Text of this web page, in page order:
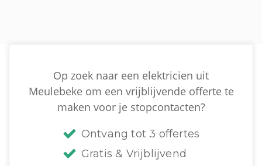
Op zoek naar een elektricien uit
Meulebeke om een vrijblijvende offerte te
maken voor je stopcontacten?
Ontvang tot 3 offertes
Gratis & Vrijblijvend